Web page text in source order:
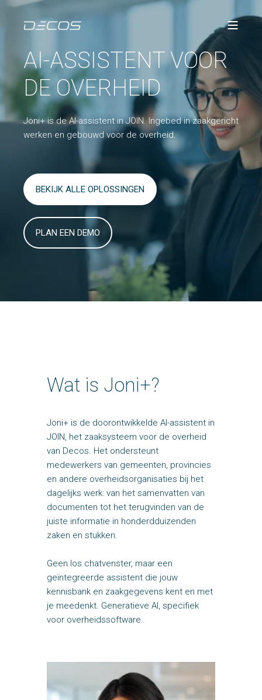
AI-ASSISTENT VOOR
DE OVERHEID
Joni+ is de AI-assistent in JOIN. Ingebed in zaakgericht
werken en gebouwd voor de overheid.
BEKIJK ALLE OPLOSSINGEN
PLAN EEN DEMO
Wat is Joni+?
Joni+ is de doorontwikkelde AI-assistent in
JOIN, het zaaksysteem voor de overheid
van Decos. Het ondersteunt
medewerkers van gemeenten, provincies
en andere overheidsorganisaties bij het
dagelijks werk: van het samenvatten van
documenten tot het terugvinden van de
juiste informatie in honderdduizenden
zaken en stukken.
Geen los chatvenster, maar een
geïntegreerde assistent die jouw
kennisbank en zaakgegevens kent en met
je meedenkt. Generatieve AI, specifiek
voor overheidssoftware.